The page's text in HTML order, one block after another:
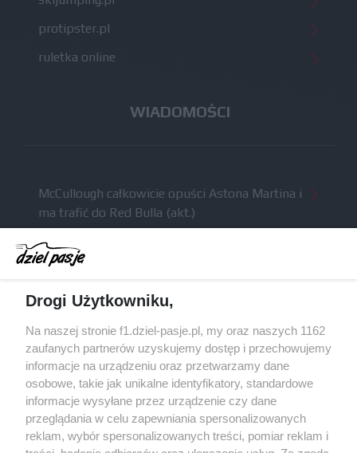
protipster.pl
ruletka online
WIADOMOŚCI
McCullough całkowicie opuści Astona Martina i
ma trafić do Red Bulla (akt.)
Dochód F1 spadł o 61 procent względem
zeszłego sezonu
algorytmach?
Honda uświadomiła sobie skalę problemów z
silnikiem dopiero w styczniu
Audi planuje wprowadzić jeszcze cztery duże
pakiety poprawek w 2026 roku
Drogi Użytkowniku,
Na naszej stronie f1.dziel-pasje.pl, my oraz naszych 1162
zaufanych partnerów uzyskujemy dostęp i przechowujemy
informacje na urządzeniu oraz przetwarzamy dane
osobowe, takie jak unikalne identyfikatory, standardowe
informacje wysyłane przez urządzenie czy dane
przeglądania w celu zapewniania spersonalizowanych
reklam, wybór spersonalizowanych treści, pomiar reklam i